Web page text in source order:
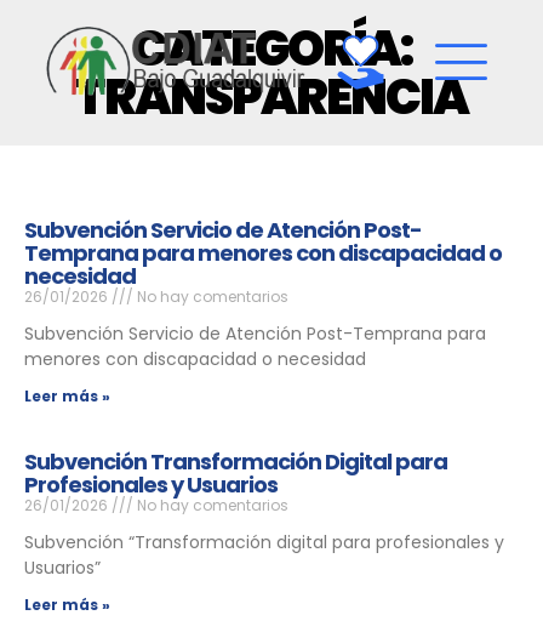
CATEGORÍA:
TRANSPARENCIA
Subvención Servicio de Atención Post-
Temprana para menores con discapacidad o
necesidad
26/01/2026 No hay comentarios
Subvención Servicio de Atención Post-Temprana para
menores con discapacidad o necesidad
Leer más »
Subvención Transformación Digital para
Profesionales y Usuarios
26/01/2026 No hay comentarios
Subvención “Transformación digital para profesionales y
Usuarios”
Leer más »